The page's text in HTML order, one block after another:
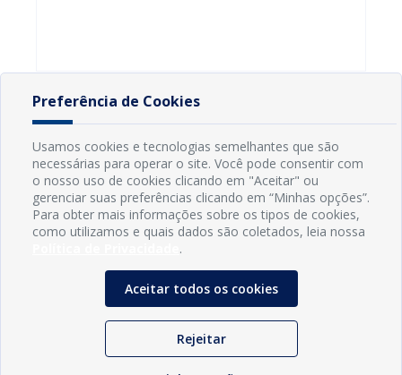
INFORMAÇÕES
Município de Conde - PB
CNPJ: 08.916.645/0001-80
LOC RODOVIA PB 018, SN, Centro, Conde, PB, 58322-000
Preferência de Cookies
Usamos cookies e tecnologias semelhantes que são
necessárias para operar o site. Você pode consentir com
o nosso uso de cookies clicando em "Aceitar" ou
gerenciar suas preferências clicando em “Minhas opções”.
Para obter mais informações sobre os tipos de cookies,
como utilizamos e quais dados são coletados, leia nossa
.
Aceitar todos os cookies
Rejeitar